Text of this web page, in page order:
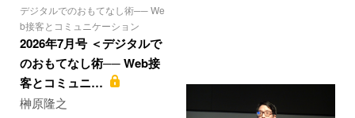
デジタルでのおもてなし術── We
b接客とコミュニケーション
2026年7月号 ＜デジタルで
のおもてなし術── Web接
客とコミュニ…
榊原隆之